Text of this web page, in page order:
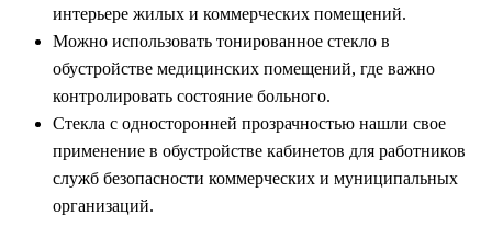
интерьере жилых и коммерческих помещений.
Можно использовать тонированное стекло в
обустройстве медицинских помещений, где важно
контролировать состояние больного.
Стекла с односторонней прозрачностью нашли свое
применение в обустройстве кабинетов для работников
служб безопасности коммерческих и муниципальных
организаций.